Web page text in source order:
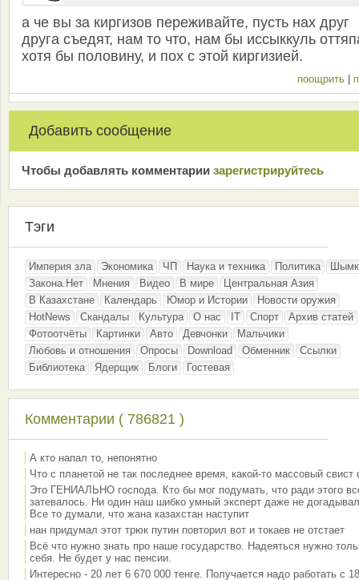
а че вы за киргизов переживайте, пусть нах друг
друга съедят, нам то что, нам бы иссыккуль
хотя бы половину, и пох с этой киргизией.
поощрить
Добавить сообщение
Чтобы добавлять комментарии зарeгиcтрирyйтeсь
Тэги
Империя зла Экономика ЧП Наука и техника Политика
Закона.Нет
Мнения Видео В мире
Центральная Азия
В Казахстане
Календарь Юмор и Истории
Новости оружия
HotNews
Скандалы Культура О нас IT Спорт
Архив статей
Фотоотчёты
Картинки Авто Девчонки
Мальчики
Любовь и отношения
Опросы Download Обменник
Ссылки
Библиотека
Ядерщик Блоги Гостевая
Комментарии ( 786821 )
А кто напал то, непонятно
Что с планетой не так последнее время, какой-то массовый свист
Это ГЕНИАЛЬНО господа. Кто бы мог подумать, что ради этого
затевалось. Ни один наш шибко умный эксперт даже не
Все то думали, что жана казахстан наступит
нан придумал этот трюк путин повторил вот и токаев не отстает
Всё что нужно знать про наше государство. Надеяться нужно
себя. Не будет у нас пенсии.
Интересно - 20 лет 6 670 000 тенге. Получается надо работать с